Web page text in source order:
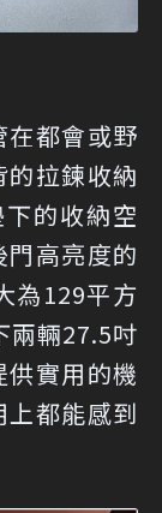
都會或野
拉鍊收納
的收納空
高亮度的
為129平方
兩輛27.5吋
實用的機
都能感到